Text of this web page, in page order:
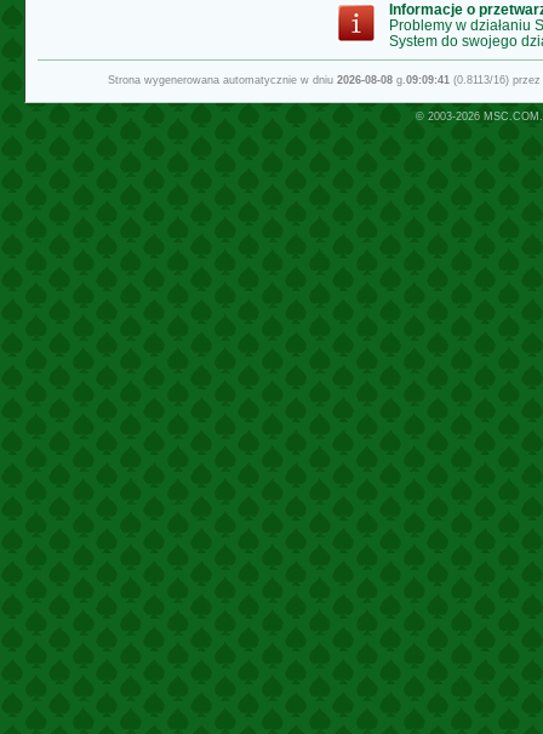
Informacje o
Problemy w działaniu
System do swojego
Strona wygenerowana automatycznie w dniu 2026-08-08 g.09:09:41 (0.8113/16)
© 2003-2026